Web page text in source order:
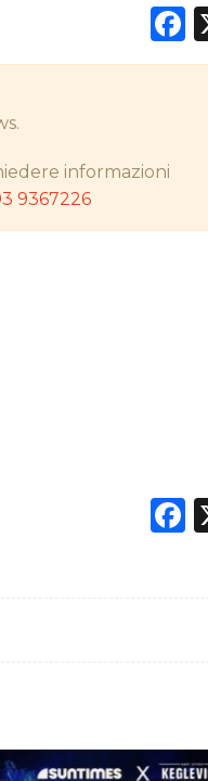
informazioni
9367226